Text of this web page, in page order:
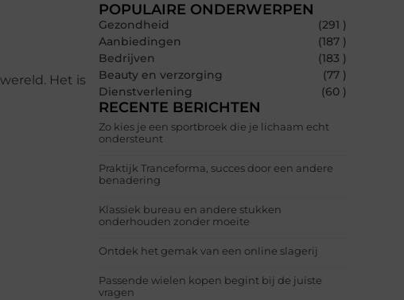
Het is
POPULAIRE ONDERWERPEN
Gezondheid
(291 )
Aanbiedingen
(187 )
Bedrijven
(183 )
Beauty en verzorging
(77 )
Dienstverlening
(60 )
RECENTE BERICHTEN
Zo kies je een sportbroek die je lichaam echt
ondersteunt
Praktijk Tranceforma, succes door een andere
benadering
Klassiek bureau en andere stukken
onderhouden zonder moeite
Ontdek het gemak van een online slagerij
Passende wielen kopen begint bij de juiste
vragen